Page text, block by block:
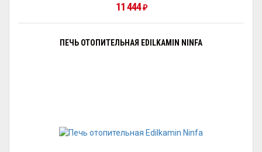
11 444₽
ПЕЧЬ ОТОПИТЕЛЬНАЯ EDILKAMIN NINFA